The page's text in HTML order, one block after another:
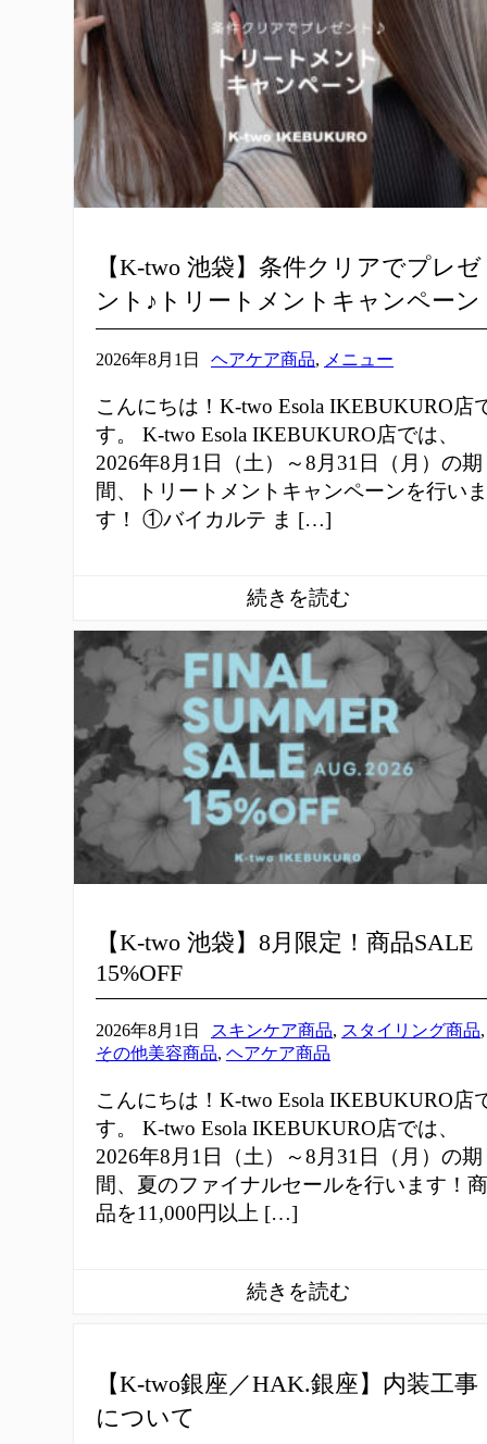
【K-two 池袋】条件クリアでプレゼ
ント♪トリートメントキャンペーン
2026年8月1日 ヘアケア商品, メニュー
こんにちは！K-two Esola IKEBUKURO店
す。 K-two Esola IKEBUKURO店では、
2026年8月1日（土）～8月31日（月）の期
間、トリートメントキャンペーンを行いま
す！ ①バイカルテ ま […]
【K-two 池袋】8月限定！商品SALE
15%OFF
2026年8月1日 スキンケア商品, スタイリング商品,
その他美容商品, ヘアケア商品
こんにちは！K-two Esola IKEBUKURO店
す。 K-two Esola IKEBUKURO店では、
2026年8月1日（土）～8月31日（月）の期
間、夏のファイナルセールを行います！商
品を11,000円以上 […]
【K-two銀座／HAK.銀座】内装工事
について